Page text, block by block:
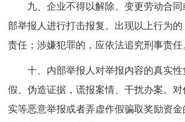
九、企业不得以解除、变更劳动合
部举报人进行打击报复。出现以上行为
责任；涉嫌犯罪的，应依法追究刑事责任
十、内部举报人对举报内容的真实
假、伪造证据，谎报案情、干扰办案。
实等恶意举报或者弄虚作假骗取奖励资金